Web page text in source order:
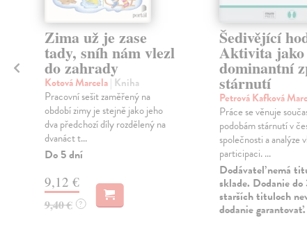
Zima už je zase
tady, sníh nám vlezl
do zahrady
Kotová Marcela| Kniha
Pracovní sešit zaměřený na
období zimy je stejně jako jeho
dva předchozí díly rozdělený na
dvanáct t...
Do 5 dní
9,12 €
9,40 € ?
Šedivějící
Aktivita jako
dominantní
stárnutí
Petrová Kafková
Práce se věnuje
podobám stárnutí v
společnosti a analýze
participaci. ...
Dodávateľ nemá
sklade. Dodanie
starších tituloch
dodanie garantovať.